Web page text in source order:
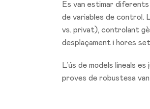
Es van estimar
de variables de control.
vs. privat), controlant
desplaçament i hores
L’ús de models lineals
proves de robustesa